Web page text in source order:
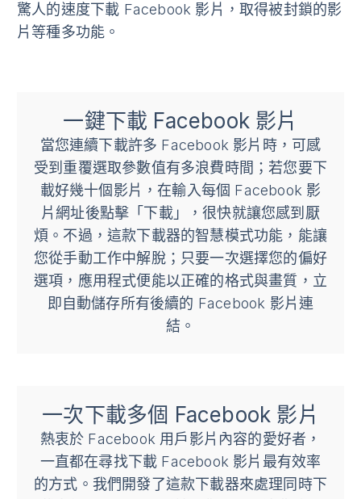
驚人的速度下載 Facebook 影片，取得被封鎖的影
片等種多功能。
一鍵下載 Facebook 影片
當您連續下載許多 Facebook 影片時，可感
受到重覆選取參數值有多浪費時間；若您要下
載好幾十個影片，在輸入每個 Facebook 影
片網址後點擊「下載」，很快就讓您感到厭
煩。不過，這款下載器的智慧模式功能，能讓
您從手動工作中解脫；只要一次選擇您的偏好
選項，應用程式便能以正確的格式與畫質，立
即自動儲存所有後續的 Facebook 影片連
結。
一次下載多個 Facebook 影片
熱衷於 Facebook 用戶影片內容的愛好者，
一直都在尋找下載 Facebook 影片最有效率
的方式。我們開發了這款下載器來處理同時下